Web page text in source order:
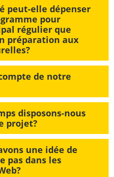
peut-elle dépenser
pour
régulier que
préparation aux
de notre
disposons-nous
projet?
une idée de
pas dans les